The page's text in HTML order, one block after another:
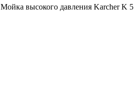
Мойка высокого давления Karcher K 5